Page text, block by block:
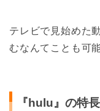
テレビで見始めた
むなんてことも可
『hulu』の特